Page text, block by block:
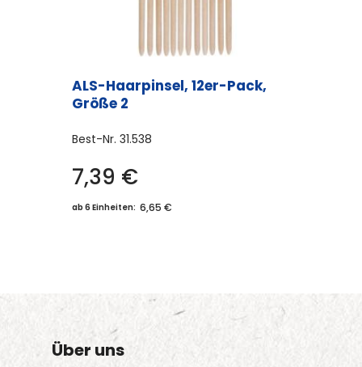
ALS-Haarpinsel, 12er-Pack,
Größe 2
Best-Nr. 31.538
7,39 €
ab 6 Einheiten: 6,65 €
Über uns